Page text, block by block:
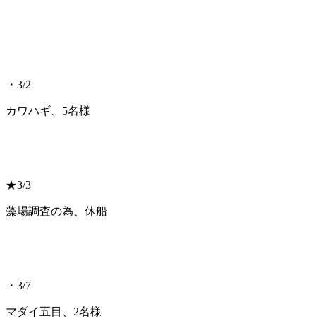
・3/2
カワハギ、5名様
★3/3
藻場調査の為、休船
・3/7
マダイ五目、2名様